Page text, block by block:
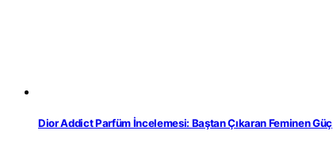
Dior Addict Parfüm İncelemesi: Baştan Çıkaran Feminen Güç